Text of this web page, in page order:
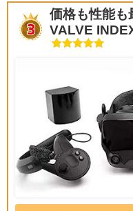
価格も性能も
VALVE